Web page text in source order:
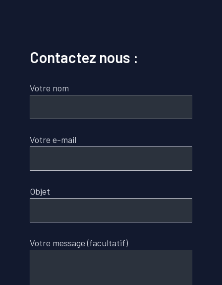
Contactez nous :
Votre nom
Votre e-mail
Objet
Votre message (facultatif)